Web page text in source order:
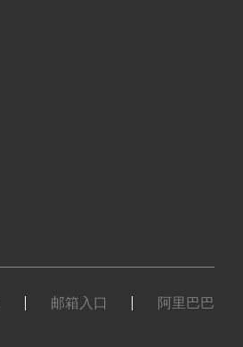
邮箱入口 阿里巴巴